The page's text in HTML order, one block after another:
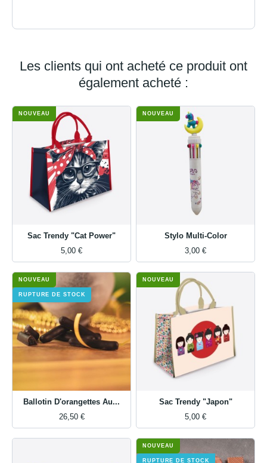
Les clients qui ont acheté ce produit ont
également acheté :
Sac Trendy "Cat Power"
5,00 €
NOUVEAU
Stylo Multi-Color
3,00 €
NOUVEAU
Ballotin D'orangettes Au...
26,50 €
NOUVEAU
RUPTURE DE STOCK
Sac Trendy "Japon"
5,00 €
NOUVEAU
NOUVEAU
RUPTURE DE STOCK